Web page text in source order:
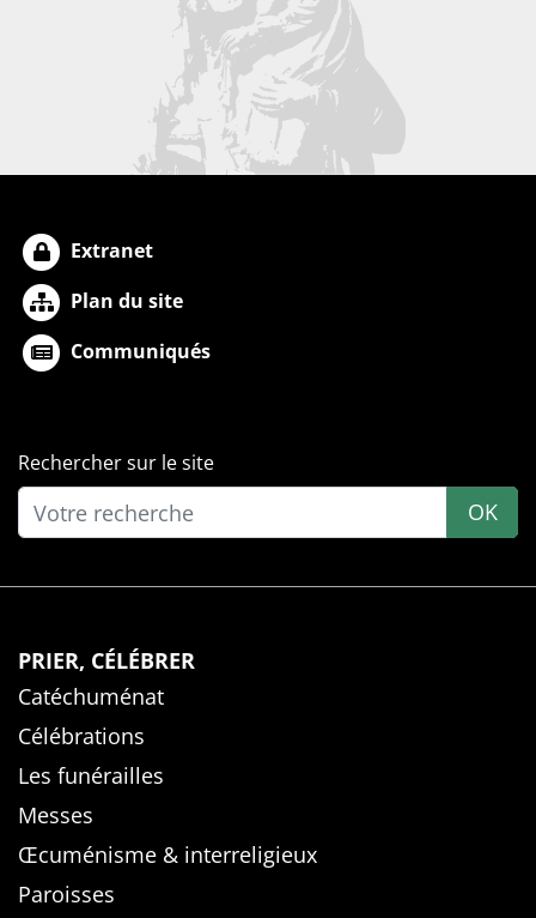
Extranet
Plan du site
Communiqués
Rechercher sur le site
OK
PRIER, CÉLÉBRER
Catéchuménat
Célébrations
Les funérailles
Messes
Œcuménisme & interreligieux
Paroisses